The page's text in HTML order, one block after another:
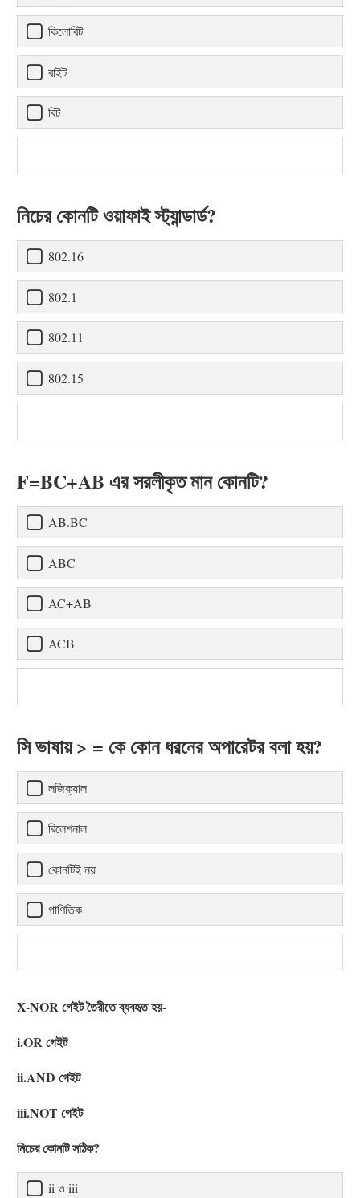
কিলোবিট
বাইট
বিট
নিচের কোনটি ওয়াফাই স্ট্যান্ডার্ড?
802.16
802.1
802.11
802.15
F=BC+AB এর সরলীকৃত মান কোনটি?
AB.BC
ABC
AC+AB
ACB
সি ভাষায় > = কে কোন ধরনের অপারেটর বলা হয়?
লজিক্যাল
রিলেশনাল
কোনটিই নয়
গাণিতিক
X-NOR গেইট তৈরীতে ব্যবহৃত হয়-
i.OR গেইট
ii.AND গেইট
iii.NOT গেইট
নিচের কোনটি সঠিক?
ii ও iii